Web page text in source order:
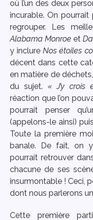
où l’un des deux
incurable. On
regrouper. Les
Alabama Monroe et
y inclureNos étoiles
décent dans cette
en matière de
du sujet. « J’y
réaction que l’on
pourrait penser
(appelons-le ainsi)
Toute la première
banale. De fait, on
pourrait retrouver
chacune de ses
insurmontable ! Ceci,
dont nous parlerons
Cette première